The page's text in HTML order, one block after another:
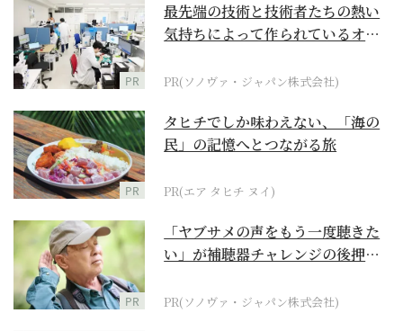
PR
最先端の技術と技術者たちの熱い
気持ちによって作られているオー
PR(ソノヴァ・ジャパン株式会社)
PR
タヒチでしか味わえない、「海の
民」の記憶へとつながる旅
PR(エア タヒチ ヌイ)
PR
「ヤブサメの声をもう一度聴きた
い」が補聴器チャレンジの後押し
PR(ソノヴァ・ジャパン株式会社)